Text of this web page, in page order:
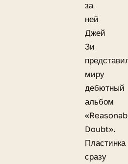
за
ней
Джей
Зи
миру
дебютный
альбом
Doubt».
Пластинка
сразу